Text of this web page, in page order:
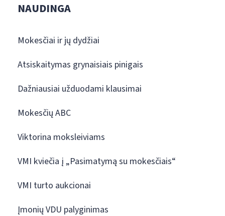
NAUDINGA
Mokesčiai ir jų dydžiai
Atsiskaitymas grynaisiais pinigais
Dažniausiai užduodami klausimai
Mokesčių ABC
Viktorina moksleiviams
VMI kviečia į „Pasimatymą su mokesčiais“
VMI turto aukcionai
Įmonių VDU palyginimas